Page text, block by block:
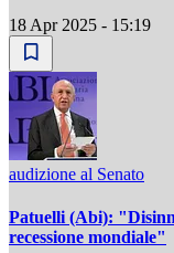
18 Apr 2025 - 15:19
audizione al Senato
Patuelli (Abi):
recessione mondiale"